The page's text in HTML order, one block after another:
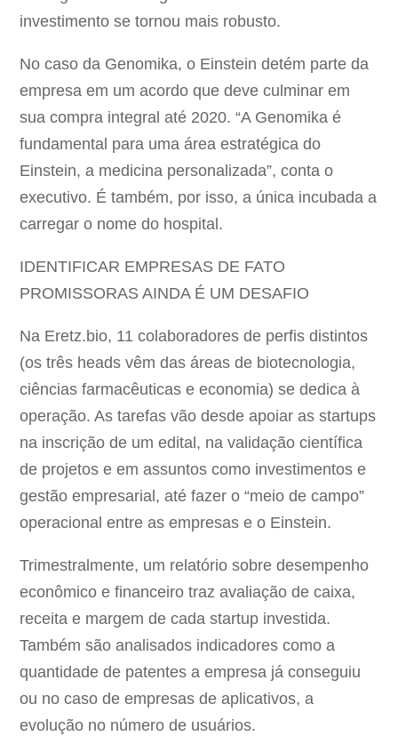
investimento se tornou mais robusto.
No caso da Genomika, o Einstein detém parte da
empresa em um acordo que deve culminar em
sua compra integral até 2020. “A Genomika é
fundamental para uma área estratégica do
Einstein, a medicina personalizada”, conta o
executivo. É também, por isso, a única incubada a
carregar o nome do hospital.
IDENTIFICAR EMPRESAS DE FATO
PROMISSORAS AINDA É UM DESAFIO
Na Eretz.bio, 11 colaboradores de perfis distintos
(os três heads vêm das áreas de biotecnologia,
ciências farmacêuticas e economia) se dedica à
operação. As tarefas vão desde apoiar as startups
na inscrição de um edital, na validação científica
de projetos e em assuntos como investimentos e
gestão empresarial, até fazer o “meio de campo”
operacional entre as empresas e o Einstein.
Trimestralmente, um relatório sobre desempenho
econômico e financeiro traz avaliação de caixa,
receita e margem de cada startup investida.
Também são analisados indicadores como a
quantidade de patentes a empresa já conseguiu
ou no caso de empresas de aplicativos, a
evolução no número de usuários.